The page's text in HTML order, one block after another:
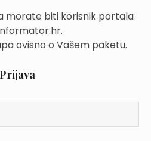
morate biti korisnik portala
ovisno o Vašem paketu.
Prijava